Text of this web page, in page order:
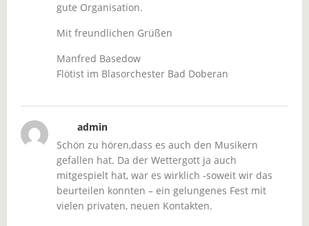
gute Organisation.
Mit freundlichen Grüßen
Manfred Basedow
Flötist im Blasorchester Bad Doberan
admin
Schön zu hören,dass es auch den Musikern
gefallen hat. Da der Wettergott ja auch
mitgespielt hat, war es wirklich -soweit wir das
beurteilen konnten – ein gelungenes Fest mit
vielen privaten, neuen Kontakten.